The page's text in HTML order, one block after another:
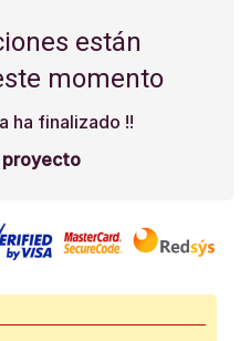
están
momento
ha finalizado !!
proyecto